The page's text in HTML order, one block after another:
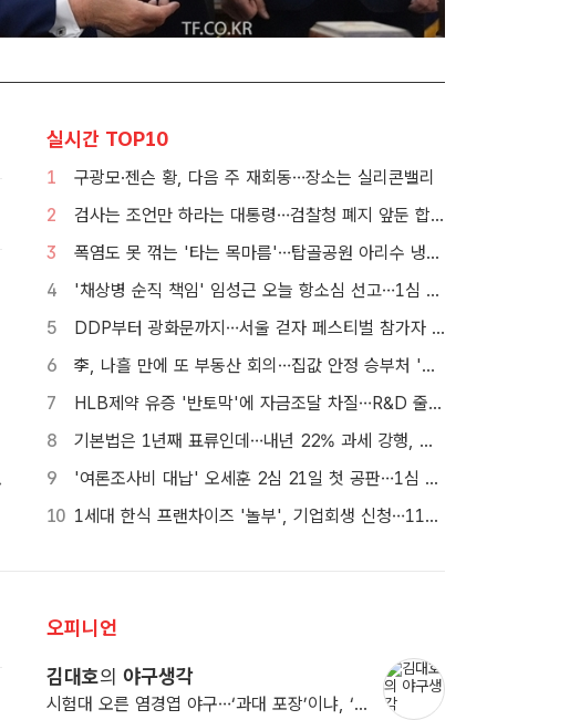
실시간 TOP10
1
구광모·젠슨 황, 다음 주 재회동…장소는 실리콘밸리
2
검사는 조언만 하라는 대통령…검찰청 폐지 앞둔 합수본 '딜레마'
3
폭염도 못 꺾는 '타는 목마름'…탑골공원 아리수 냉장고 가보니
4
'채상병 순직 책임' 임성근 오늘 항소심 선고…1심 징역 3년
5
DDP부터 광화문까지…서울 걷자 페스티벌 참가자 5000명 모집
6
李, 나흘 만에 또 부동산 회의…집값 안정 승부처 '공급' 점검
7
HLB제약 유증 '반토막'에 자금조달 차질…R&D 줄이고 채무상환금 제외
8
기본법은 1년째 표류인데…내년 22% 과세 강행, 가상자산 투자자 반발 확산
9
'여론조사비 대납' 오세훈 2심 21일 첫 공판…1심 당선무효형
10
1세대 한식 프랜차이즈 '놀부', 기업회생 신청…11일 대표자 심문
오피니언
김대호의 야구생각
시험대 오른 염경엽 야구…‘과대 포장’이냐, ‘진짜 명장’이냐